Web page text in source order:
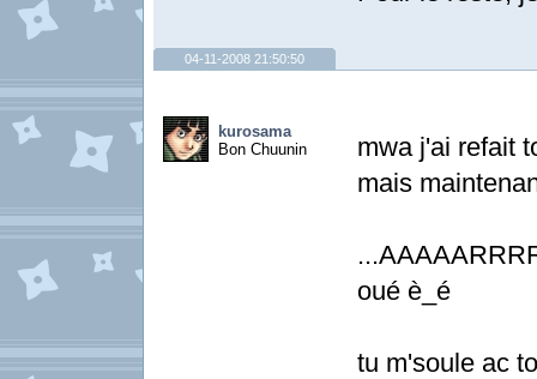
04-11-2008 21:50:50
kurosama
Bon Chuunin
mwa j'ai refait
mais
oué è_é
tu m'soule ac